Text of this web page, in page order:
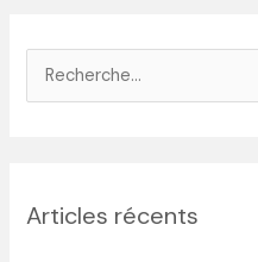
e
Articles récents